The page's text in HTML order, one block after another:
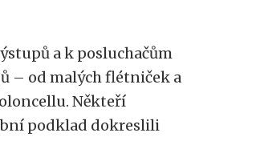
a k posluchačům
– od malých flétniček a
Někteří
podklad dokreslili